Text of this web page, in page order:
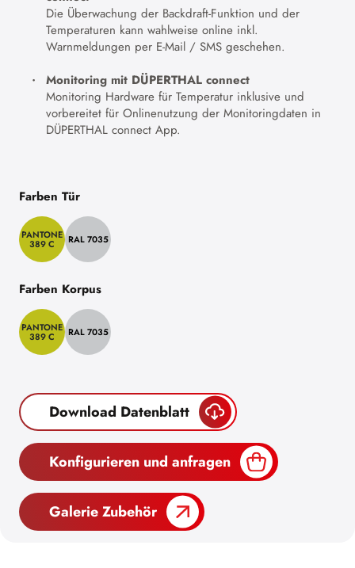
Die Überwachung der Backdraft-Funktion und der
Temperaturen kann wahlweise online inkl.
Warnmeldungen per E-Mail / SMS geschehen.
Monitoring mit DÜPERTHAL connect
Monitoring Hardware für Temperatur inklusive und
vorbereitet für Onlinenutzung der Monitoringdaten in
DÜPERTHAL connect App.
Farben Tür
PANTONE
389 C RAL 7035
Farben Korpus
PANTONE
389 C RAL 7035
Download Datenblatt
Konfigurieren und anfragen
Galerie Zubehör